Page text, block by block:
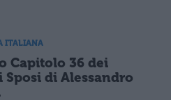
ITALIANA
Capitolo 36 dei
Sposi di Alessandro